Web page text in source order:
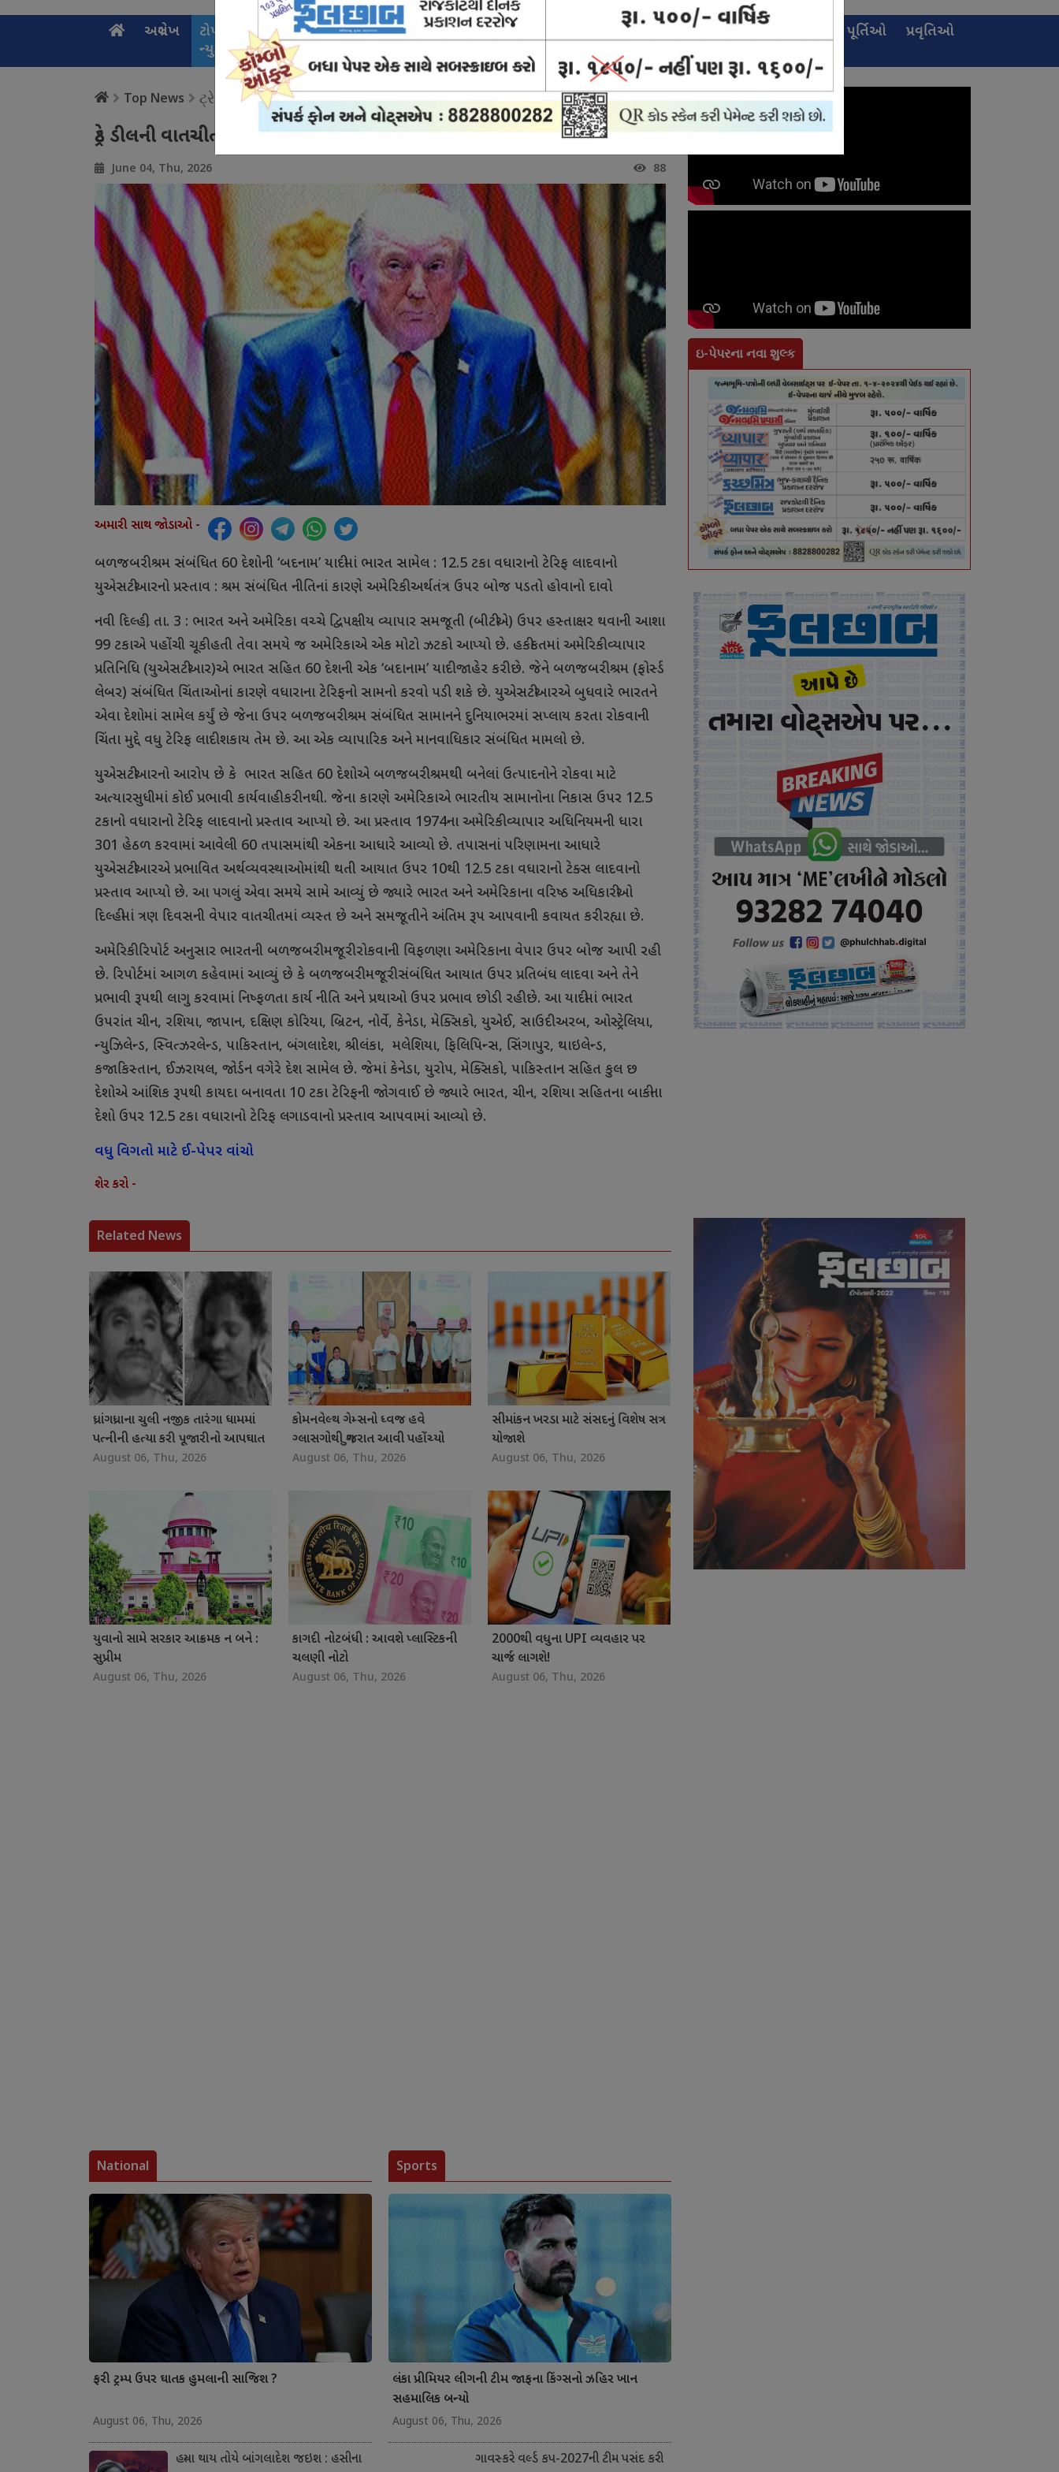
અગ્રલેખ
ટોપ
ન્યુઝ
નેશનલ
ન્યુઝ
સ્પોર્ટ
ક્રાઈમ
બ્રેકિંગ
રાજકોટ
પૂર્તિઓ પ્રવૃતિઓ
Top News ટ્રેડ ડીલની વાતચીત વચ્ચે અમેરિકાએ આપ્યો ઝટકો
ટ્રેડ ડીલની વાતચીત વચ્ચે અમેરિકાએ આપ્યો ઝટકો
June 04, Thu, 2026 88
અમારી સાથ જોડાઓ -
બળજબરી શ્રમ સંબંધિત 60 દેશોની ‘બદનામ’ યાદીમાં ભારત સામેલ : 12.5 ટકા વધારાનો ટેરિફ લાદવાનો
યુએસટીઆરનો પ્રસ્તાવ : શ્રમ સંબંધિત નીતિનાં કારણે અમેરિકી અર્થતંત્ર ઉપર બોજ પડતો હોવાનો દાવો
નવી દિલ્હી, તા. 3 : ભારત અને અમેરિકા વચ્ચે દ્વિપક્ષીય વ્યાપાર સમજૂતી (બીટીએ) ઉપર હસ્તાક્ષર થવાની આશા
99 ટકાએ પહોંચી ચૂકી હતી તેવા સમયે જ અમેરિકાએ એક મોટો ઝટકો આપ્યો છે. હકીકતમાં અમેરિકી વ્યાપાર
પ્રતિનિધિ (યુએસટીઆર)એ ભારત સહિત 60 દેશની એક ‘બદાનામ’ યાદી જાહેર કરી છે. જેને બળજબરી શ્રમ (ફોર્સ્ડ
લેબર) સંબંધિત ચિંતાઓનાં કારણે વધારાના ટેરિફનો સામનો કરવો પડી શકે છે. યુએસટીઆરએ બુધવારે ભારતને
એવા દેશોમાં સામેલ કર્યું છે જેના ઉપર બળજબરી શ્રમ સંબંધિત સામાનને દુનિયાભરમાં સપ્લાય કરતા રોકવાની
ચિંતા મુદ્દે વધુ ટેરિફ લાદી શકાય તેમ છે. આ એક વ્યાપારિક અને માનવાધિકાર સંબંધિત મામલો છે.
યુએસટીઆરનો આરોપ છે કે ભારત સહિત 60 દેશોએ બળજબરી શ્રમથી બનેલાં ઉત્પાદનોને રોકવા માટે
અત્યારસુધીમાં કોઈ પ્રભાવી કાર્યવાહી કરી નથી. જેના કારણે અમેરિકાએ ભારતીય સામાનોના નિકાસ ઉપર 12.5
ટકાનો વધારાનો ટેરિફ લાદવાનો પ્રસ્તાવ આપ્યો છે. આ પ્રસ્તાવ 1974ના અમેરિકી વ્યાપાર અધિનિયમની ધારા
301 હેઠળ કરવામાં આવેલી 60 તપાસમાંથી એકના આધારે આવ્યો છે. તપાસનાં પરિણામના આધારે
યુએસટીઆરએ પ્રભાવિત અર્થવ્યવસ્થાઓમાંથી થતી આયાત ઉપર 10થી 12.5 ટકા વધારાનો ટેક્સ લાદવાનો
પ્રસ્તાવ આપ્યો છે. આ પગલું એવા સમયે સામે આવ્યું છે જ્યારે ભારત અને અમેરિકાના વરિષ્ઠ અધિકારીઓ
દિલ્હીમાં ત્રણ દિવસની વેપાર વાતચીતમાં વ્યસ્ત છે અને સમજૂતીને અંતિમ રૂપ આપવાની કવાયત કરી રહ્યા છે.
અમેરિકી રિપોર્ટ અનુસાર ભારતની બળજબરી મજૂરી રોકવાની વિફળણા અમેરિકાના વેપાર ઉપર બોજ આપી રહી
છે. રિપોર્ટમાં આગળ કહેવામાં આવ્યું છે કે બળજબરી મજૂરી સંબંધિત આયાત ઉપર પ્રતિબંધ લાદવા અને તેને
પ્રભાવી રૂપથી લાગુ કરવામાં નિષ્ફળતા કાર્ય નીતિ અને પ્રથાઓ ઉપર પ્રભાવ છોડી રહી છે. આ યાદીમાં ભારત
ઉપરાંત ચીન, રશિયા, જાપાન, દક્ષિણ કોરિયા, બ્રિટન, નોર્વે, કેનેડા, મેક્સિકો, યુએઈ, સાઉદી અરબ, ઓસ્ટ્રેલિયા,
ન્યુઝિલેન્ડ, સ્વિત્ઝરલેન્ડ, પાકિસ્તાન, બંગલાદેશ, શ્રીલંકા, મલેશિયા, ફિલિપિન્સ, સિંગાપુર, થાઇલેન્ડ,
કજાકિસ્તાન, ઈઝરાયલ, જોર્ડન વગેરે દેશ સામેલ છે. જેમાં કેનેડા, યુરોપ, મેક્સિકો, પાકિસ્તાન સહિત કુલ છ
દેશોએ આંશિક રૂપથી કાયદા બનાવતા 10 ટકા ટેરિફની જોગવાઈ છે જ્યારે ભારત, ચીન, રશિયા સહિતના બાકીના
દેશો ઉપર 12.5 ટકા વધારાનો ટેરિફ લગાડવાનો પ્રસ્તાવ આપવામાં આવ્યો છે.
વધુ વિગતો માટે ઈ-પેપર વાંચો
શેર કરો -
ઇ-પેપરના નવા શુલ્ક
Related News
ધ્રાંગધ્રાના ચુલી નજીક તારંગા ધામમાં
પત્નીની હત્યા કરી પૂજારીનો આપઘાત
August 06, Thu, 2026
કોમનવેલ્થ ગેમ્સનો ધ્વજ હવે
ગ્લાસગોથી ગુજરાત આવી પહોંચ્યો
August 06, Thu, 2026
સીમાંકન ખરડા માટે સંસદનું વિશેષ સત્ર
યોજાશે
August 06, Thu, 2026
યુવાનો સામે સરકાર આક્રમક ન બને :
સુપ્રીમ
August 06, Thu, 2026
કાગદી નોટબંધી : આવશે પ્લાસ્ટિકની
ચલણી નોટો
August 06, Thu, 2026
2000થી વધુના UPI વ્યવહાર પર
ચાર્જ લાગશે!
August 06, Thu, 2026
National
ફરી ટ્રમ્પ ઉપર ઘાતક હુમલાની સાજિશ ?
August 06, Thu, 2026
હત્યા થાય તોયે બાંગલાદેશ જઇશ : હસીના
Sports
લંકા પ્રીમિયર લીગની ટીમ જાફના કિંગ્સનો ઝહિર ખાન
સહમાલિક બન્યો
August 06, Thu, 2026
ગાવસ્કરે વર્લ્ડ કપ-2027ની ટીમ પસંદ કરી